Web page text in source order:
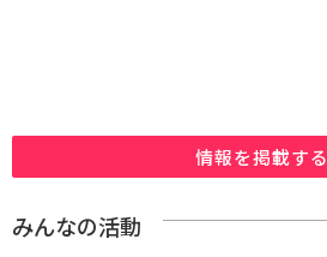
情報を掲載する
みんなの活動